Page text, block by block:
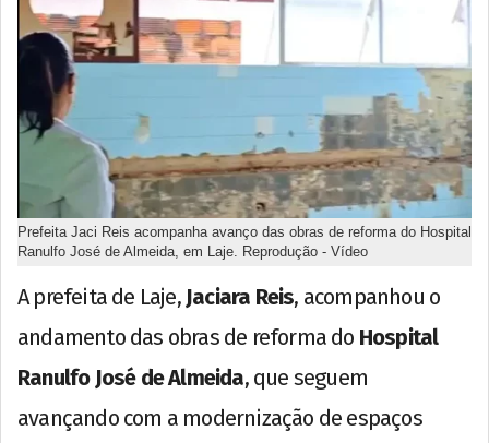
Prefeita Jaci Reis acompanha avanço das obras de reforma do Hospital
Ranulfo José de Almeida, em Laje. Reprodução - Vídeo
A prefeita de Laje, Jaciara Reis, acompanhou o
andamento das obras de reforma do Hospital
Ranulfo José de Almeida, que seguem
avançando com a modernização de espaços